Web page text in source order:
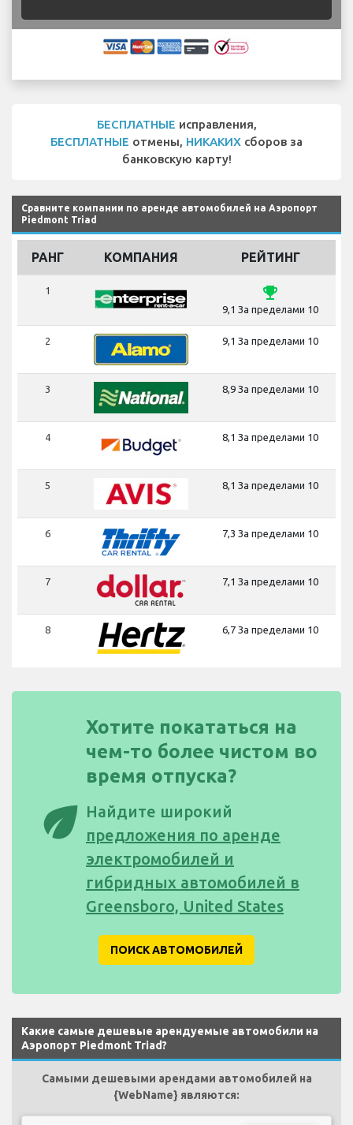
БЕСПЛАТНЫЕ исправления,
БЕСПЛАТНЫЕ отмены, НИКАКИХ сборов за
банковскую карту!
Сравните компании по аренде автомобилей на Аэропорт
Piedmont Triad
РАНГ КОМПАНИЯ РЕЙТИНГ
1 emoji_events
9,1 За пределами 10
2 9,1 За пределами 10
3 8,9 За пределами 10
4 8,1 За пределами 10
5 8,1 За пределами 10
6 7,3 За пределами 10
7 7,1 За пределами 10
8 6,7 За пределами 10
eco
Хотите покататься на
чем-то более чистом во
время отпуска?
Найдите широкий
предложения по аренде
электромобилей и
гибридных автомобилей в
Greensboro, United States
ПОИСК АВТОМОБИЛЕЙ
Какие самые дешевые арендуемые автомобили на
Аэропорт Piedmont Triad?
Самыми дешевыми арендами автомобилей на
{WebName} являются: